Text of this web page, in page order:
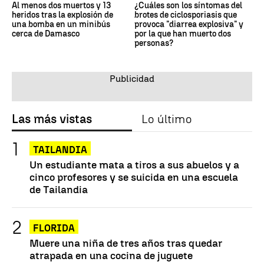
Al menos dos muertos y 13
heridos tras la explosión de
una bomba en un minibús
cerca de Damasco
¿Cuáles son los síntomas del
brotes de ciclosporiasis que
provoca "diarrea explosiva" y
por la que han muerto dos
personas?
Las más vistas Lo último
TAILANDIA
Un estudiante mata a tiros a sus abuelos y a
cinco profesores y se suicida en una escuela
de Tailandia
FLORIDA
Muere una niña de tres años tras quedar
atrapada en una cocina de juguete